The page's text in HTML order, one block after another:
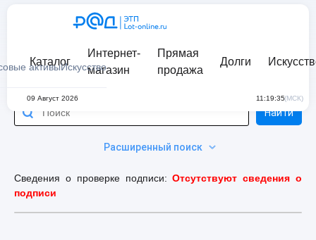
активыИскусство
Каталог
Интернет-
магазин
Прямая
продажа
Долги
09 Август 2026 11:19:35(МСК)
Расширенный поиск
Найти
Сведения о проверке подписи:Отсутствуют сведения о
подписи